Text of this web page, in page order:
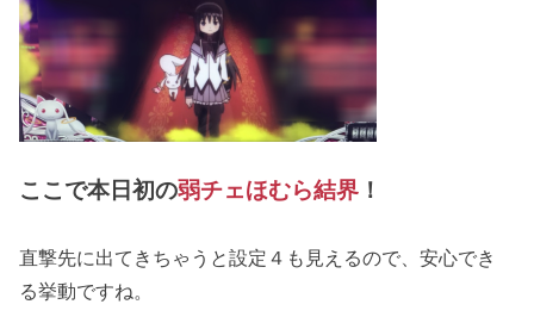
ここで本日初の弱チェほむら結界 ！
直撃先に出てきちゃうと設定４も見えるので、安心でき
る挙動ですね。